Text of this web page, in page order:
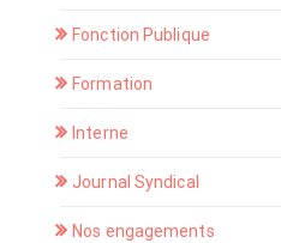
Fonction Publique
Formation
Interne
Journal Syndical
Nos engagements